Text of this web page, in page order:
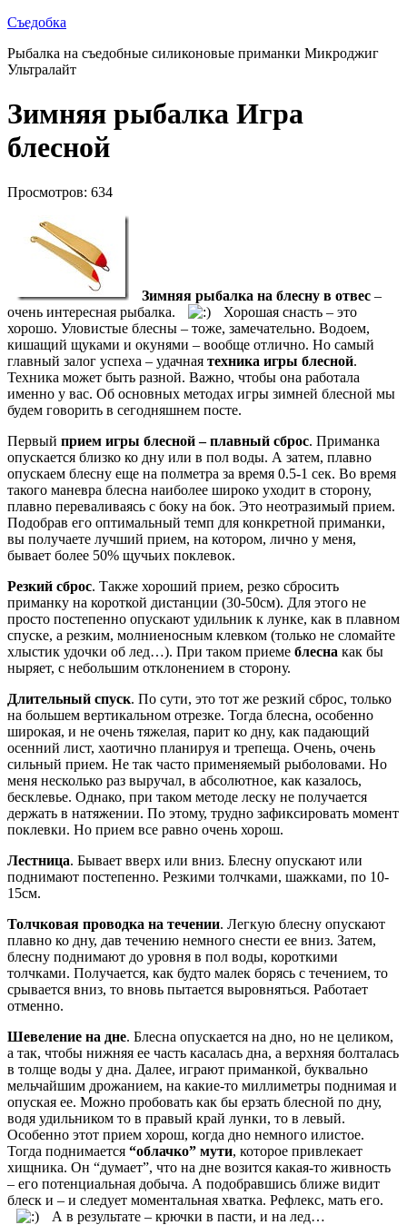
Съедобка
Рыбалка на съедобные силиконовые приманки Микроджиг
Ультралайт
Зимняя рыбалка Игра
блесной
Просмотров: 634
Зимняя рыбалка на блесну в отвес –
очень интересная рыбалка.
Хорошая снасть – это
хорошо. Уловистые блесны – тоже, замечательно. Водоем,
кишащий щуками и окунями – вообще отлично. Но самый
главный залог успеха – удачная техника игры блесной.
Техника может быть разной. Важно, чтобы она работала
именно у вас. Об основных методах игры зимней блесной мы
будем говорить в сегодняшнем посте.
Первый прием игры блесной – плавный сброс. Приманка
опускается близко ко дну или в пол воды. А затем, плавно
опускаем блесну еще на полметра за время 0.5-1 сек. Во время
такого маневра блесна наиболее широко уходит в сторону,
плавно переваливаясь с боку на бок. Это неотразимый прием.
Подобрав его оптимальный темп для конкретной приманки,
вы получаете лучший прием, на котором, лично у меня,
бывает более 50% щучьих поклевок.
Резкий сброс. Также хороший прием, резко сбросить
приманку на короткой дистанции (30-50см). Для этого не
просто постепенно опускают удильник к лунке, как в плавном
спуске, а резким, молниеносным клевком (только не сломайте
хлыстик удочки об лед…). При таком приеме блесна как бы
ныряет, с небольшим отклонением в сторону.
Длительный спуск. По сути, это тот же резкий сброс, только
на большем вертикальном отрезке. Тогда блесна, особенно
широкая, и не очень тяжелая, парит ко дну, как падающий
осенний лист, хаотично планируя и трепеща. Очень, очень
сильный прием. Не так часто применяемый рыболовами. Но
меня несколько раз выручал, в абсолютное, как казалось,
бесклевье. Однако, при таком методе леску не получается
держать в натяжении. По этому, трудно зафиксировать момент
поклевки. Но прием все равно очень хорош.
Лестница. Бывает вверх или вниз. Блесну опускают или
поднимают постепенно. Резкими толчками, шажками, по 10-
15см.
Толчковая проводка на течении. Легкую блесну опускают
плавно ко дну, дав течению немного снести ее вниз. Затем,
блесну поднимают до уровня в пол воды, короткими
толчками. Получается, как будто малек борясь с течением, то
срывается вниз, то вновь пытается выровняться. Работает
отменно.
Шевеление на дне. Блесна опускается на дно, но не целиком,
а так, чтобы нижняя ее часть касалась дна, а верхняя болталась
в толще воды у дна. Далее, играют приманкой, буквально
мельчайшим дрожанием, на какие-то миллиметры поднимая и
опуская ее. Можно пробовать как бы ерзать блесной по дну,
водя удильником то в правый край лунки, то в левый.
Особенно этот прием хорош, когда дно немного илистое.
Тогда поднимается “облачко” мути, которое привлекает
хищника. Он “думает”, что на дне возится какая-то живность
– его потенциальная добыча. А подобравшись ближе видит
блеск и – и следует моментальная хватка. Рефлекс, мать его.
А в результате – крючки в пасти, и на лед…